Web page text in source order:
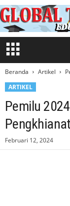
Beranda Artikel
ARTIKEL
Pemilu
Februari 12, 2024